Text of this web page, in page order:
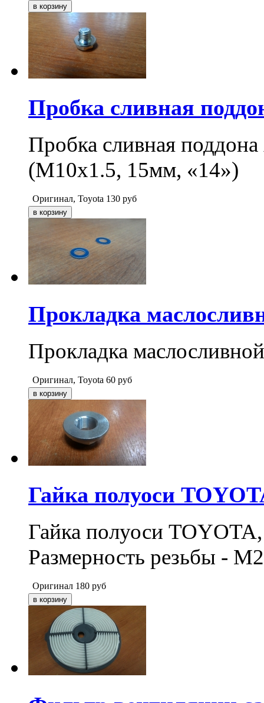
Пробка сливная
Пробка сливная
(M10x1.5, 15мм, «14»)
Оригинал, Toyota 130 руб
Прокладка
Прокладка
Оригинал, Toyota 60 руб
Гайка полуоси
Гайка полуоси
Размерность резьбы -
Оригинал 180 руб